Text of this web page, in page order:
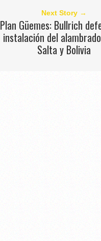
Next Story →
Plan Güemes: Bullrich
instalación del
Salta y Bolivia